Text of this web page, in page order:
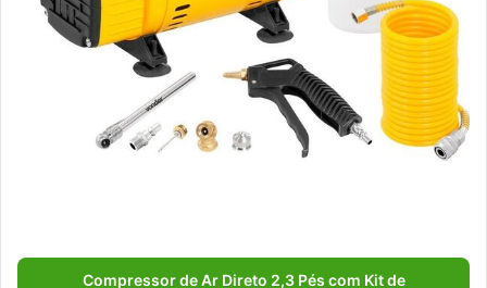
Compressor de Ar Direto 2,3 Pés com Kit de